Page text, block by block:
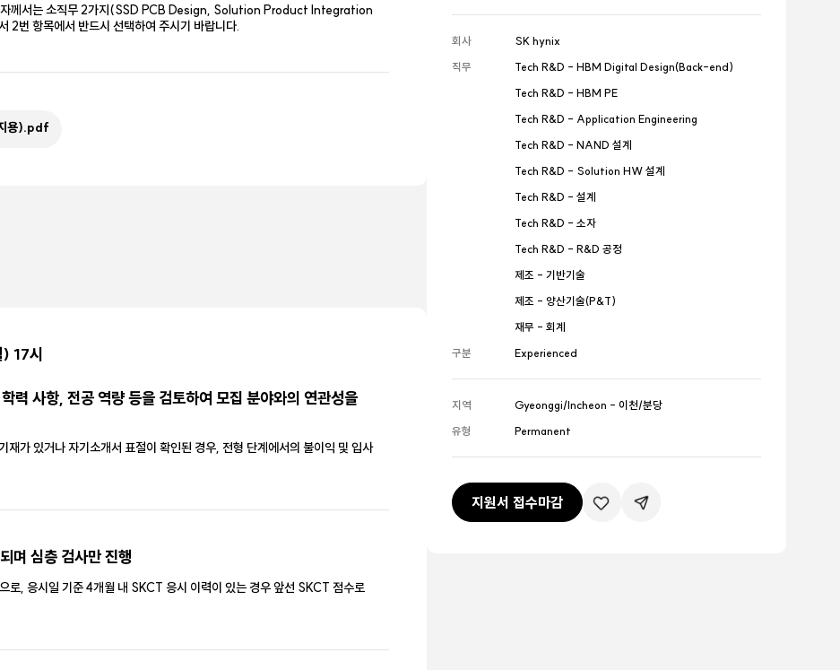
께서는 소직무 2가지(SSD PCB Design, Solution Product Integration
2번 항목에서 반드시 선택하여 주시기 바랍니다.
용).pdf
17시
력 사항, 전공 역량 등을 검토하여 모집 분야와의 연관성을
재가 있거나 자기소개서 표절이 확인된 경우, 전형 단계에서의 불이익 및 입사
며 심층 검사만 진행
로, 응시일 기준 4개월 내 SKCT 응시 이력이 있는 경우 앞선 SKCT 점수로
회사
SK hynix
직무
Tech R&D - HBM Digital Design(Back-end)
Tech R&D - HBM PE
Tech R&D - Application Engineering
Tech R&D - NAND 설계
Tech R&D - Solution HW 설계
Tech R&D - 설계
Tech R&D - 소자
Tech R&D - R&D 공정
제조 - 기반기술
제조 - 양산기술(P&T)
재무 - 회계
구분
Experienced
지역
Gyeonggi/Incheon - 이천/분당
유형
Permanent
지원서 접수마감 관심공고등록공유하기버튼